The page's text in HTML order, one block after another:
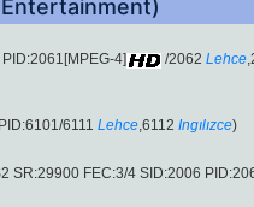
4] /2062 Lehce
6111 Lehce ,6112 Ingılızce)
SR:29900 FEC:3/4 SID:2006